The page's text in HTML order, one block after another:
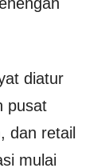
diatur
pusat
dan retail
mulai